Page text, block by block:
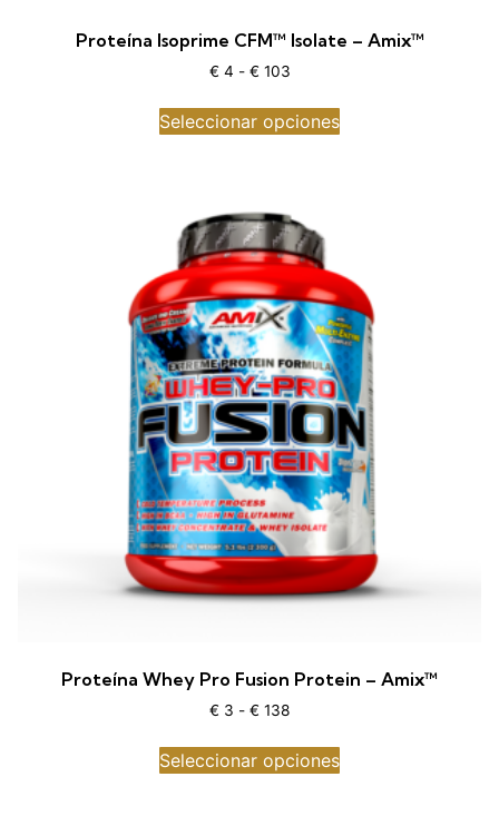
Proteína Isoprime CFM™ Isolate – Amix™
€ 4 - € 103
Seleccionar opciones
Proteína Whey Pro Fusion Protein – Amix™
€ 3 - € 138
Seleccionar opciones